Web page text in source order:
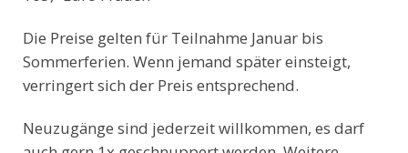
Die Preise gelten für Teilnahme Januar bis
Sommerferien. Wenn jemand später einsteigt,
verringert sich der Preis entsprechend.
Neuzugänge sind jederzeit willkommen, es darf